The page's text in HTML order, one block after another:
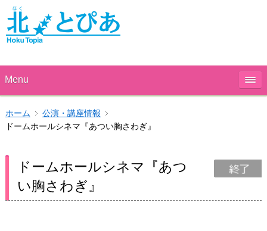
Menu
ホーム
公演・講座情報
ドームホールシネマ『あつい胸さわぎ』
ドームホールシネマ『あつ
い胸さわぎ』